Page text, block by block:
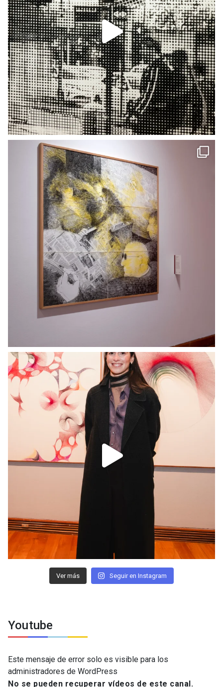
Ver más Seguir en Instagram
Youtube
Este mensaje de error solo es visible para los
administradores de WordPress
No se pueden recuperar vídeos de este canal.